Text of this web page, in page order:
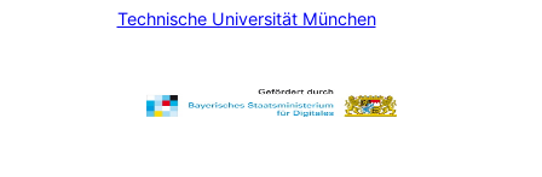
Technische Universität München